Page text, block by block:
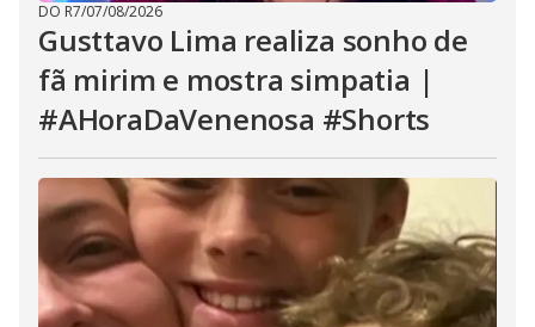
DO R7/07/08/2026
Gusttavo Lima realiza sonho de
fã mirim e mostra simpatia |
#AHoraDaVenenosa #Shorts